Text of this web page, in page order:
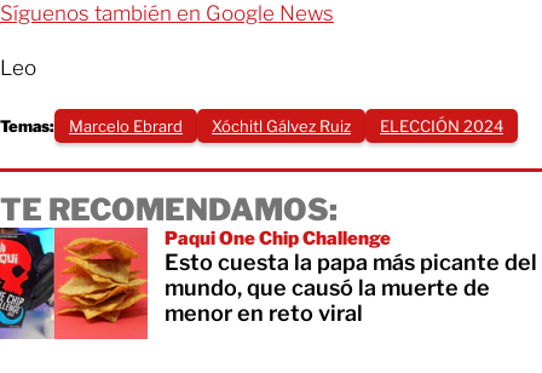
Síguenos también en Google News
Leo
Temas: Marcelo Ebrard Xóchitl Gálvez Ruiz ELECCIÓN 2024
TE RECOMENDAMOS:
Paqui One Chip Challenge
Esto cuesta la papa más picante del
mundo, que causó la muerte de
menor en reto viral